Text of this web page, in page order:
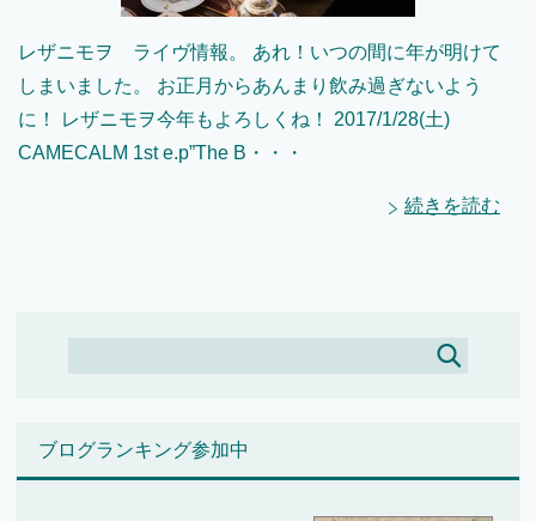
レザニモヲ ライヴ情報。 あれ！いつの間に年が明けて
しまいました。 お正月からあんまり飲み過ぎないよう
に！ レザニモヲ今年もよろしくね！ 2017/1/28(土)
CAMECALM 1st e.p”The B・・・
続きを読む
ブログランキング参加中